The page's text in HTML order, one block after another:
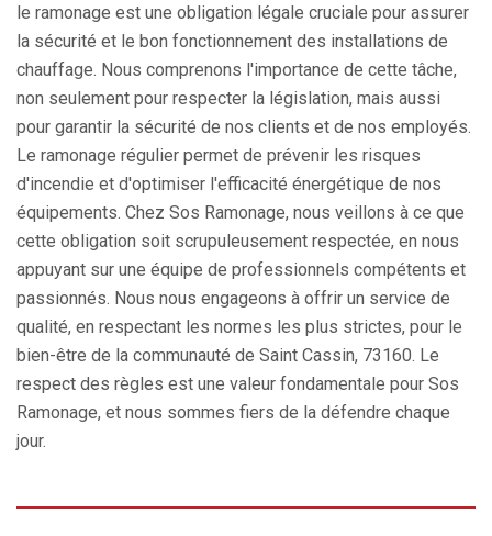
le ramonage est une obligation légale cruciale pour assurer
la sécurité et le bon fonctionnement des installations de
chauffage. Nous comprenons l'importance de cette tâche,
non seulement pour respecter la législation, mais aussi
pour garantir la sécurité de nos clients et de nos employés.
Le ramonage régulier permet de prévenir les risques
d'incendie et d'optimiser l'efficacité énergétique de nos
équipements. Chez Sos Ramonage, nous veillons à ce que
cette obligation soit scrupuleusement respectée, en nous
appuyant sur une équipe de professionnels compétents et
passionnés. Nous nous engageons à offrir un service de
qualité, en respectant les normes les plus strictes, pour le
bien-être de la communauté de Saint Cassin, 73160. Le
respect des règles est une valeur fondamentale pour Sos
Ramonage, et nous sommes fiers de la défendre chaque
jour.